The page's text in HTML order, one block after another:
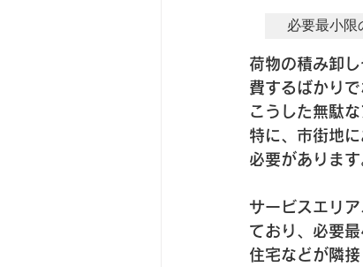
必要最小限
荷物の積み卸
費するばかり
こうした無駄
特に、市街地
必要があります
サービスエリ
ており、必要
住宅などが隣